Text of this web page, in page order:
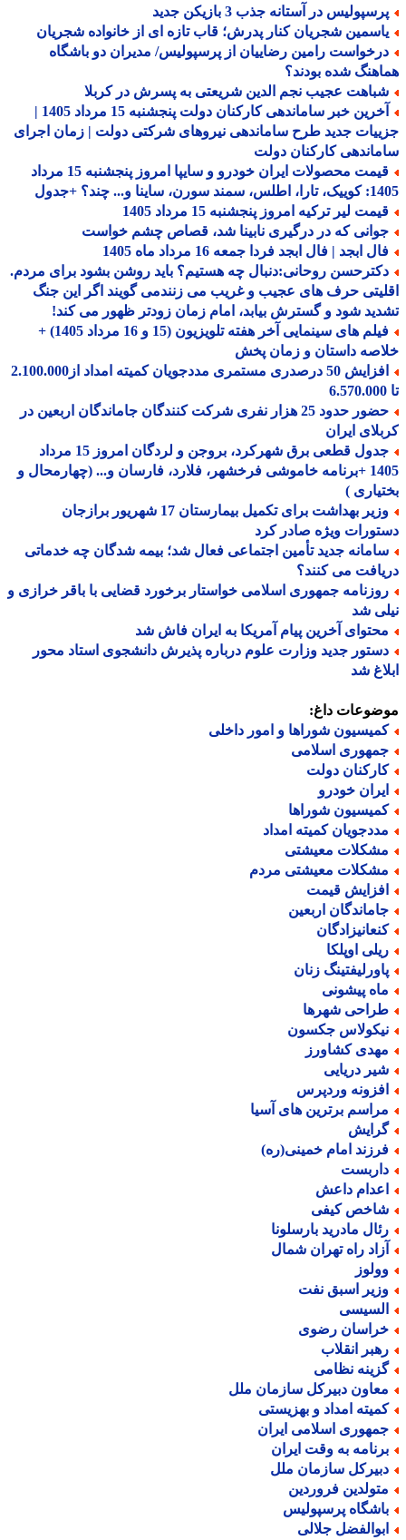
در آستانه جذب 3 بازیکن جدید
شجریان کنار پدرش؛ قاب تازه ای از خانواده شجریان
رامین رضاییان از پرسپولیس/ مدیران دو باشگاه
شده بودند؟
عجیب نجم الدین شریعتی به پسرش در کربلا
آخرین خبر ساماندهی کارکنان دولت پنجشنبه 15 مرداد 1405 |
جدید طرح ساماندهی نیروهای شرکتی دولت | زمان اجرای
کارکنان دولت
قیمت محصولات ایران خودرو و سایپا امروز پنجشنبه 15 مرداد
ساینا و... چند؟ +جدول
لیر ترکیه امروز پنجشنبه 15 مرداد 1405
که در درگیری نابینا شد، قصاص چشم خواست
ابجد | فال ابجد فردا جمعه 16 مرداد ماه 1405
روحانی:دنبال چه هستیم؟ باید روشن بشود برای مردم.
حرف های عجیب و غریب می زنندمی گویند اگر این جنگ
شود و گسترش بیابد، امام زمان زودتر ظهور می کند!
فیلم های سینمایی آخر هفته تلویزیون (15 و 16 مرداد 1405) +
داستان و زمان پخش
افزایش 50 درصدری مستمری مددجویان کمیته امداد از2.100.000
حضور حدود 25 هزار نفری شرکت کنندگان جاماندگان اربعین در
ایران
جدول قطعی برق شهرکرد، بروجن و لردگان امروز 15 مرداد
1405 +برنامه خاموشی فرخشهر، فلارد، فارسان و... (چهارمحال و
)
وزیر بهداشت برای تکمیل بیمارستان 17 شهریور برازجان
ویژه صادر کرد
جدید تأمین اجتماعی فعال شد؛ بیمه شدگان چه خدماتی
می کنند؟
جمهوری اسلامی خواستار برخورد قضایی با باقر خرازی و
شد
آخرین پیام آمریکا به ایران فاش شد
جدید وزارت علوم درباره پذیرش دانشجوی استاد محور
شد
داغ:
شوراها و امور داخلی
اسلامی
دولت
خودرو
شوراها
کمیته امداد
معیشتی
معیشتی مردم
قیمت
اربعین
اوپلکا
زنان
پیشونی
شهرها
جکسون
کشاورز
دریایی
وردپرس
برترین های آسیا
امام خمینی(ره)
داعش
کیفی
مادرید بارسلونا
راه تهران شمال
اسبق نفت
رضوی
انقلاب
نظامی
دبیرکل سازمان ملل
امداد و بهزیستی
اسلامی ایران
به وقت ایران
سازمان ملل
فروردین
پرسپولیس
جلالی